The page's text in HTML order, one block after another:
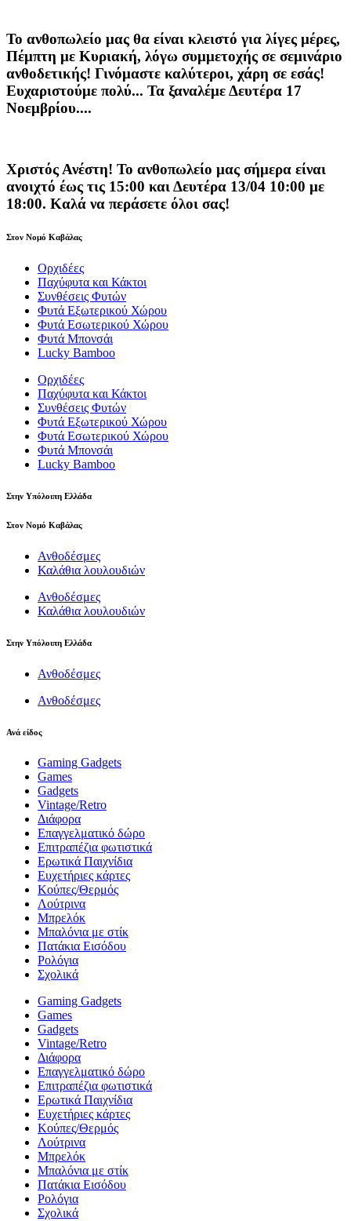
Το ανθοπωλείο μας θα είναι κλειστό για λίγες μέρες,
Πέμπτη με Κυριακή, λόγω συμμετοχής σε σεμινάριο
ανθοδετικής! Γινόμαστε καλύτεροι, χάρη σε εσάς!
Ευχαριστούμε πολύ... Τα ξαναλέμε Δευτέρα 17
Νοεμβρίου....
Χριστός Ανέστη! Το ανθοπωλείο μας σήμερα είναι
ανοιχτό έως τις 15:00 και Δευτέρα 13/04 10:00 με
18:00. Καλά να περάσετε όλοι σας!
Στον Νομό Καβάλας
Ορχιδέες
Παχύφυτα και Κάκτοι
Συνθέσεις Φυτών
Φυτά Εξωτερικού Χώρου
Φυτά Εσωτερικού Χώρου
Φυτά Μπονσάι
Lucky Bamboo
Ορχιδέες
Παχύφυτα και Κάκτοι
Συνθέσεις Φυτών
Φυτά Εξωτερικού Χώρου
Φυτά Εσωτερικού Χώρου
Φυτά Μπονσάι
Lucky Bamboo
Στην Υπόλοιπη Ελλάδα
Στον Νομό Καβάλας
Ανθοδέσμες
Καλάθια λουλουδιών
Ανθοδέσμες
Καλάθια λουλουδιών
Στην Υπόλοιπη Ελλάδα
Ανθοδέσμες
Ανθοδέσμες
Ανά είδος
Gaming Gadgets
Games
Gadgets
Vintage/Retro
Διάφορα
Επαγγελματικό δώρο
Επιτραπέζια φωτιστικά
Ερωτικά Παιχνίδια
Ευχετήριες κάρτες
Κούπες/Θερμός
Λούτρινα
Μπρελόκ
Μπαλόνια με στίκ
Πατάκια Εισόδου
Ρολόγια
Σχολικά
Gaming Gadgets
Games
Gadgets
Vintage/Retro
Διάφορα
Επαγγελματικό δώρο
Επιτραπέζια φωτιστικά
Ερωτικά Παιχνίδια
Ευχετήριες κάρτες
Κούπες/Θερμός
Λούτρινα
Μπρελόκ
Μπαλόνια με στίκ
Πατάκια Εισόδου
Ρολόγια
Σχολικά